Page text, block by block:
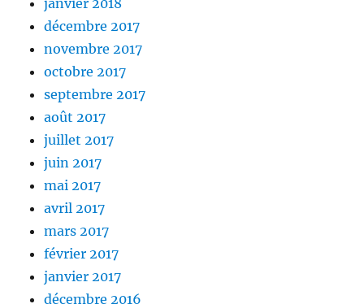
décembre 2017
novembre 2017
octobre 2017
septembre 2017
août 2017
juillet 2017
juin 2017
mai 2017
avril 2017
mars 2017
février 2017
janvier 2017
décembre 2016